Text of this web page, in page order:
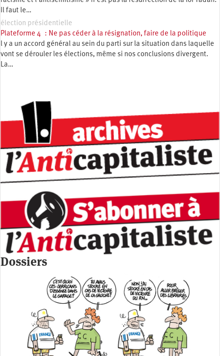
Il faut le…
élection présidentielle
Plateforme 4 : Ne pas céder à la résignation, faire de la politique
l y a un accord général au sein du parti sur la situation dans laquelle
vont se dérouler les élections, même si nos conclusions divergent.
La…
Dossiers